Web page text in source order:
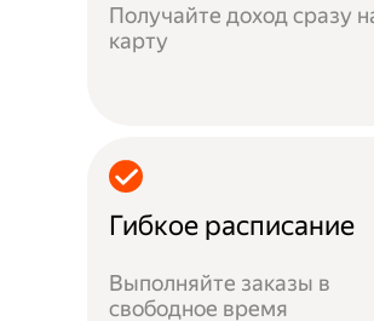
Получайте доход сразу
карту
Гибкое расписание
Выполняйте заказы в
свободное время